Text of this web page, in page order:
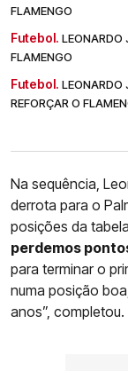
FLAMENGO
Futebol. LEONARDO
FLAMENGO
Futebol. LEONARDO
REFORÇAR O
Na sequência,
derrota para o
posições da
perdemos
para terminar o
numa posição
anos”, completou.